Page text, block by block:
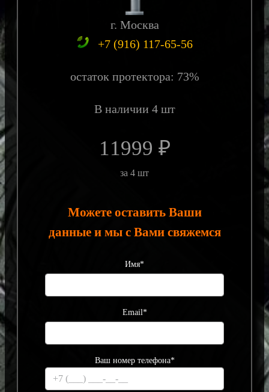
г. Москва
+7 (916) 117-65-56
остаток протектора: 73%
В наличии 4 шт
11999 ₽
за 4 шт
Можете оставить Ваши
данные и мы с Вами свяжемся
Имя*
Email*
Ваш номер телефона*